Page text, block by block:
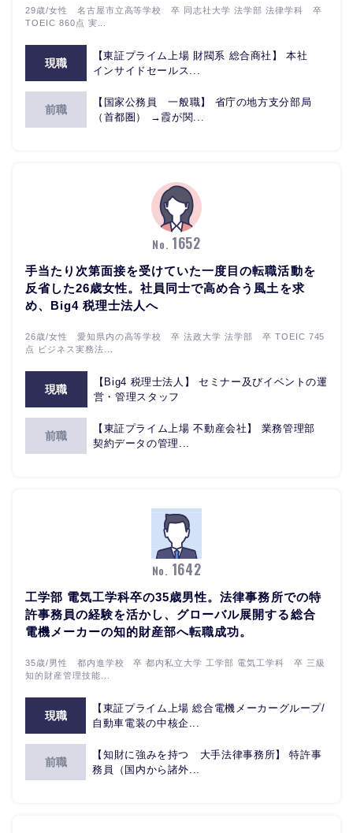
29歳/女性 名古屋市立高等学校 卒 同志社大学 法学部 法律学科 卒
TOEIC 860点 実...
現職
【東証プライム上場 財閥系 総合商社】 本社
インサイドセールス...
前職
【国家公務員 一般職】 省庁の地方支分部局
（首都圏） →霞が関...
No. 1652
手当たり次第面接を受けていた一度目の転職活動を
反省した26歳女性。社員同士で高め合う風土を求
め、Big4 税理士法人へ
26歳/女性 愛知県内の高等学校 卒 法政大学 法学部 卒 TOEIC 745
点 ビジネス実務法...
現職
【Big4 税理士法人】 セミナー及びイベントの運
営・管理スタッフ
前職
【東証プライム上場 不動産会社】 業務管理部
契約データの管理...
No. 1642
工学部 電気工学科卒の35歳男性。法律事務所での特
許事務員の経験を活かし、グローバル展開する総合
電機メーカーの知的財産部へ転職成功。
35歳/男性 都内進学校 卒 都内私立大学 工学部 電気工学科 卒 三級
知的財産管理技能...
現職
【東証プライム上場 総合電機メーカーグループ/
自動車電装の中核企...
前職
【知財に強みを持つ 大手法律事務所】 特許事
務員（国内から諸外...